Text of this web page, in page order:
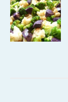
Next
post: